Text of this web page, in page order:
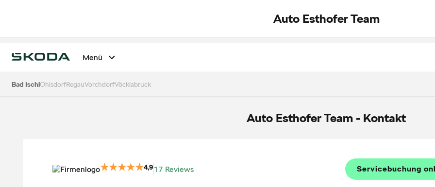
Auto Esthofer Team
Menü
Bad IschlOhlsdorfRegauVorchdorfVöcklabruck
Auto Esthofer Team - Kontakt
4,917 Reviews Servicebuchung